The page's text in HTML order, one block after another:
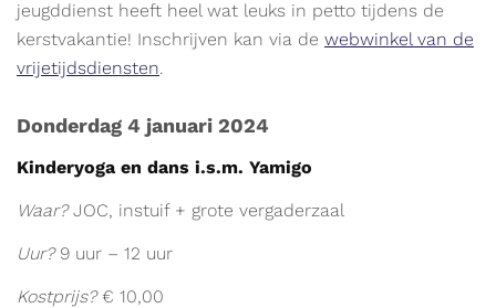
jeugddienst heeft heel wat leuks in petto tijdens de
kerstvakantie! Inschrijven kan via de webwinkel van de
vrijetijdsdiensten.
Donderdag 4 januari 2024
Kinderyoga en dans i.s.m. Yamigo
Waar?JOC, instuif + grote vergaderzaal
Uur? 9 uur – 12 uur
Kostprijs?€ 10,00